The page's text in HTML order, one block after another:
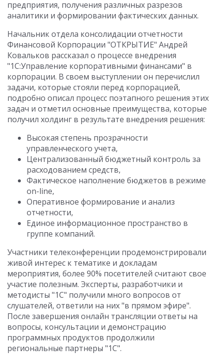
предприятия, получения различных разрезов
аналитики и формировании фактических данных.
Начальник отдела консолидации отчетности
Финансовой Корпорации "ОТКРЫТИЕ" Андрей
Ковальков рассказал о процессе внедрения
"1С:Управление корпоративными финансами" в
корпорации. В своем выступлении он перечислил
задачи, которые стояли перед корпорацией,
подробно описал процесс поэтапного решения этих
задач и отметил основные преимущества, которые
получил холдинг в результате внедрения решения:
Высокая степень прозрачности
управленческого учета,
Централизованный бюджетный контроль за
расходованием средств,
Фактическое наполнение бюджетов в режиме
on-line,
Оперативное формирование и анализ
отчетности,
Единое информационное пространство в
группе компаний.
Участники телеконференции продемонстрировали
живой интерес к тематике и докладам
мероприятия, более 90% посетителей считают свое
участие полезным. Эксперты, разработчики и
методисты "1С" получили много вопросов от
слушателей, ответили на них "в прямом эфире".
После завершения онлайн трансляции ответы на
вопросы, консультации и демонстрацию
программных продуктов продолжили
региональные партнеры "1С".